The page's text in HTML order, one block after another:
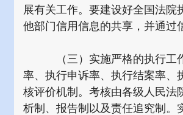
展有关工作。要建设好全国法
他部门信用信息的共享，并通过
（三）实施严格的执行工作
率、执行申诉率、执行结案率、
核评价机制。考核由各级人民法
析制、报告制以及责任追究制。